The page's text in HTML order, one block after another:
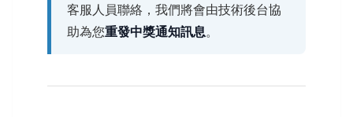
客服人員聯絡，我們將會由技術後台協
助為您重發中獎通知訊息。